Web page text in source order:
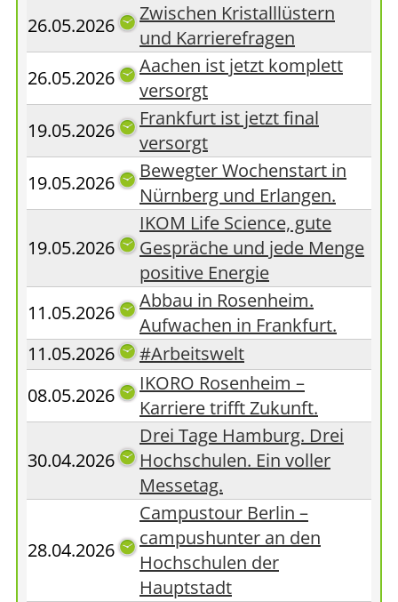
26.05.2026
Zwischen Kristalllüstern
und Karrierefragen
26.05.2026
Aachen ist jetzt komplett
versorgt
19.05.2026
Frankfurt ist jetzt final
versorgt
19.05.2026
Bewegter Wochenstart in
Nürnberg und Erlangen.
19.05.2026
IKOM Life Science, gute
Gespräche und jede Menge
positive Energie
11.05.2026
Abbau in Rosenheim.
Aufwachen in Frankfurt.
11.05.2026
#Arbeitswelt
08.05.2026
IKORO Rosenheim –
Karriere trifft Zukunft.
30.04.2026
Drei Tage Hamburg. Drei
Hochschulen. Ein voller
Messetag.
28.04.2026
Campustour Berlin –
campushunter an den
Hochschulen der
Hauptstadt